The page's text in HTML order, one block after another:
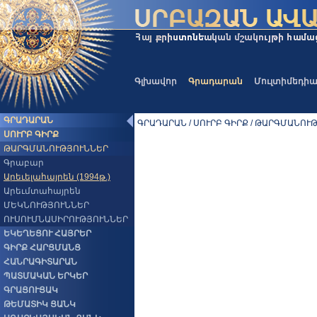
Գլխավոր Գրադարան Մուլտիմեդիա
ԳՐԱԴԱՐԱՆ
ՍՈՒՐԲ ԳԻՐՔ
ԹԱՐԳՄԱՆՈՒԹՅՈՒՆՆԵՐ
Գրաբար
Արեւելահայրեն (1994թ.)
Արեւմտահայրեն
ՄԵԿՆՈՒԹՅՈՒՆՆԵՐ
ՈՒՍՈՒՄՆԱՍԻՐՈՒԹՅՈՒՆՆԵՐ
ԵԿԵՂԵՑՈՒ ՀԱՅՐԵՐ
ԳԻՐՔ ՀԱՐՑՄԱՆՑ
ՀԱՆՐԱԳԻՏԱՐԱՆ
ՊԱՏՄԱԿԱՆ ԵՐԿԵՐ
ԳՐԱՑՈՒՑԱԿ
ԹԵՄԱՏԻԿ ՑԱՆԿ
ԳՐԱԴԱՐԱՆ / ՍՈՒՐԲ ԳԻՐՔ /